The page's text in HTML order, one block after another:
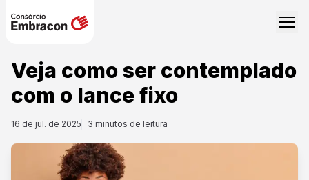
Veja como ser contemplado
com o lance fixo
16 de jul. de 2025 3 minutos de leitura